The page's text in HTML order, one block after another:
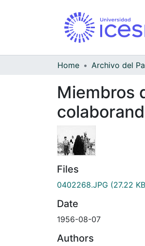
Home
Miembros
Files
0402268.JPG (27.22
Date
1956-08-07
Authors